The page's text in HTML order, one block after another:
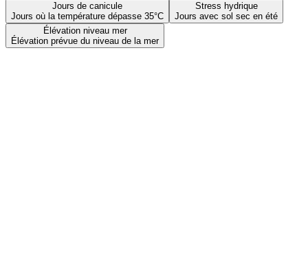
Jours de canicule
Jours où la température dépasse 35°C
Stress hydrique
Jours avec sol sec en été
Élévation niveau mer
Élévation prévue du niveau de la mer